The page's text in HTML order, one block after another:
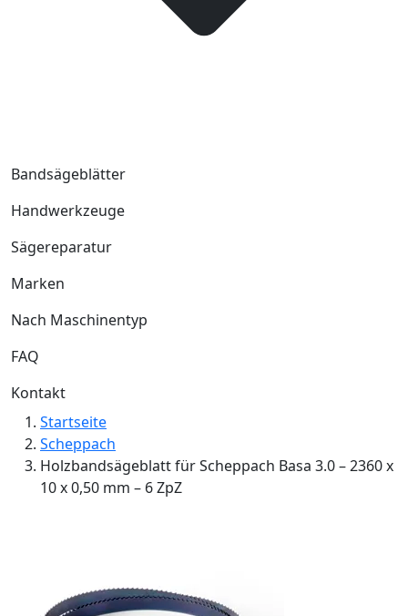
Bandsägeblätter
Handwerkzeuge
Sägereparatur
Marken
Nach Maschinentyp
FAQ
Kontakt
Startseite
Scheppach
Holzbandsägeblatt für Scheppach Basa 3.0 – 2360 x
10 x 0,50 mm – 6 ZpZ